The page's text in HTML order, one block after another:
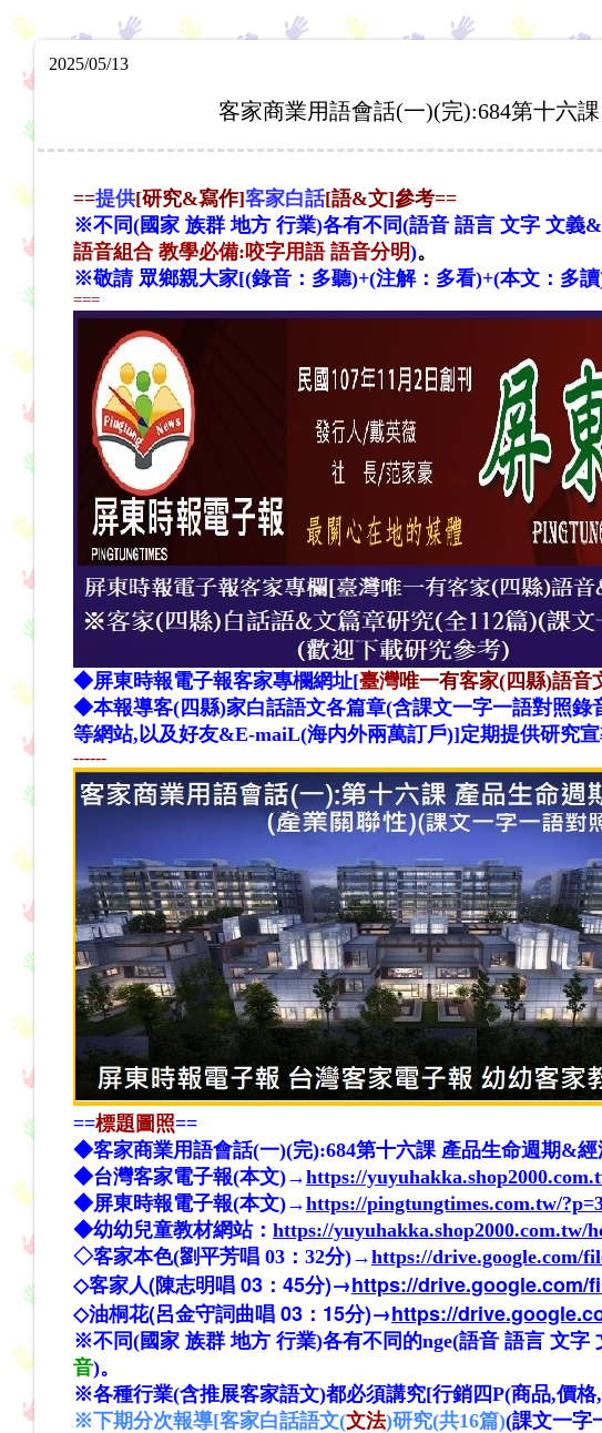
2025/05/13
客家商業用語會話(一)(完):684第十六
==提供[研究&寫作]客家白話[語&文]參考==
※不同(國家 族群 地方 行業)各有不同(語音 語言 文字 文義
語音組合 教學必備:咬字用語 語音分明)。
※敬請 眾鄉親大家[(錄音：多聽)+(注解：多看)+(本文：多
===
◆屏東時報電子報客家專欄網址[臺灣唯一有客家(四縣)語音
◆本報導客(四縣)家白話語文各篇章(含課文一字一語對照錄
等網站,以及好友&E-maiL(海内外兩萬訂戶)]定期提供研究
------
==標題圖照==
◆客家商業用語會話(一)(完):684第十六課 產品生命週期&
◆台灣客家電子報(本文)→https://
◆屏東時報電子報(本文)→https://pingtungtimes.com.tw/
◆幼幼兒童教材網站： https://yuyuhakka.shop2000.com.tw/
◇客家本色(劉平芳唱 03：32分)→https://drive.google.com/
◇客家人(陳志明唱 03：45分)→https://drive.google.com/
◇油桐花(呂金守詞曲唱 03：15分)→https://
※不同(國家 族群 地方 行業)各有不同的nge(語音 語言 文字
音)。
※各種行業(含推展客家語文)都必須講究[行銷四P(商品,價格,
※下期分次報導[客家白話語文(文法)研究(共16篇)(課文一字